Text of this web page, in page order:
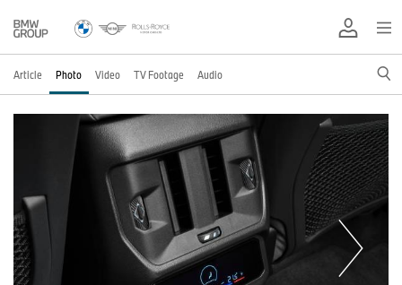
Article Photo Video TV Footage Audio